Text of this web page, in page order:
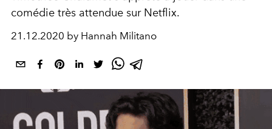
comédie très attendue sur Netflix.
21.12.2020 by Hannah Militano